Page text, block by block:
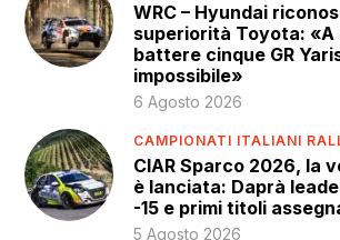
WRC – Hyundai
superiorità Toyota:
battere cinque GR
impossibile»
6 Agosto 2026
CAMPIONATI ITALIANI
CIAR Sparco 2026, la
è lanciata: Daprà
-15 e primi titoli
5 Agosto 2026